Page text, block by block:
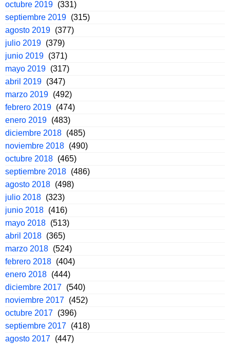
octubre 2019 (331)
septiembre 2019 (315)
agosto 2019 (377)
julio 2019 (379)
junio 2019 (371)
mayo 2019 (317)
abril 2019 (347)
marzo 2019 (492)
febrero 2019 (474)
enero 2019 (483)
diciembre 2018 (485)
noviembre 2018 (490)
octubre 2018 (465)
septiembre 2018 (486)
agosto 2018 (498)
julio 2018 (323)
junio 2018 (416)
mayo 2018 (513)
abril 2018 (365)
marzo 2018 (524)
febrero 2018 (404)
enero 2018 (444)
diciembre 2017 (540)
noviembre 2017 (452)
octubre 2017 (396)
septiembre 2017 (418)
agosto 2017 (447)